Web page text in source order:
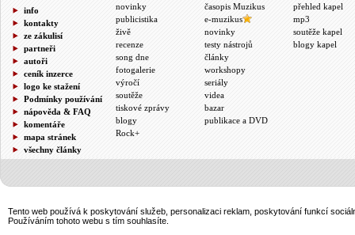
info
kontakty
ze zákulisí
partneři
autoři
ceník inzerce
logo ke stažení
Podmínky používání
nápověda & FAQ
komentáře
mapa stránek
všechny články
novinky
publicistika
živě
recenze
song dne
fotogalerie
výročí
soutěže
tiskové zprávy
blogy
Rock+
časopis Muzikus
e-muzikus
novinky
testy nástrojů
články
workshopy
seriály
videa
bazar
publikace a DVD
přehled kapel
mp3
soutěže kapel
blogy kapel
Tento web používá k poskytování služeb, personalizaci reklam, poskytování funkcí
Používáním tohoto webu s tím souhlasíte.